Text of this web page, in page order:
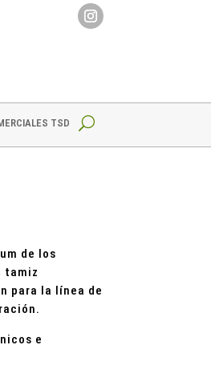
TSD
de los
tamiz
para la línea de
e